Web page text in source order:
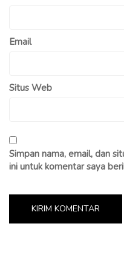
Email
Situs Web
Simpan nama, email, dan
ini untuk komentar saya